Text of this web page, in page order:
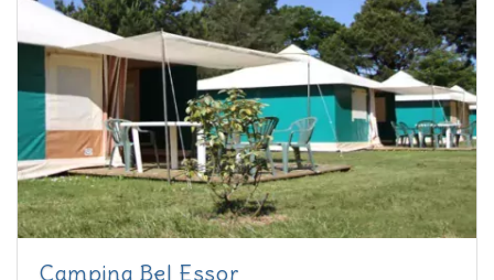
Camping Bel Essor